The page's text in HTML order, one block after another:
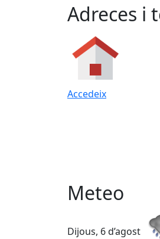
Adreces i
Accedeix
Meteo
Dijous, 6 d’agost